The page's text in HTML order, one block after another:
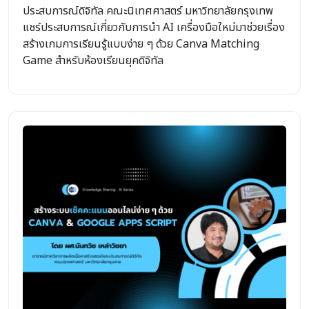
ประสบการณ์ดิจิทัล คณะนิเทศศาสตร์ มหาวิทยาลัยกรุงเทพ
แชร์ประสบการณ์เกี่ยวกับการนำ AI เครื่องมือใหม่มาช่วยเรื่อง
สร้างเกมการเรียนรู้แบบง่าย ๆ ด้วย Canva Matching
Game สำหรับห้องเรียนยุคดิจิทัล